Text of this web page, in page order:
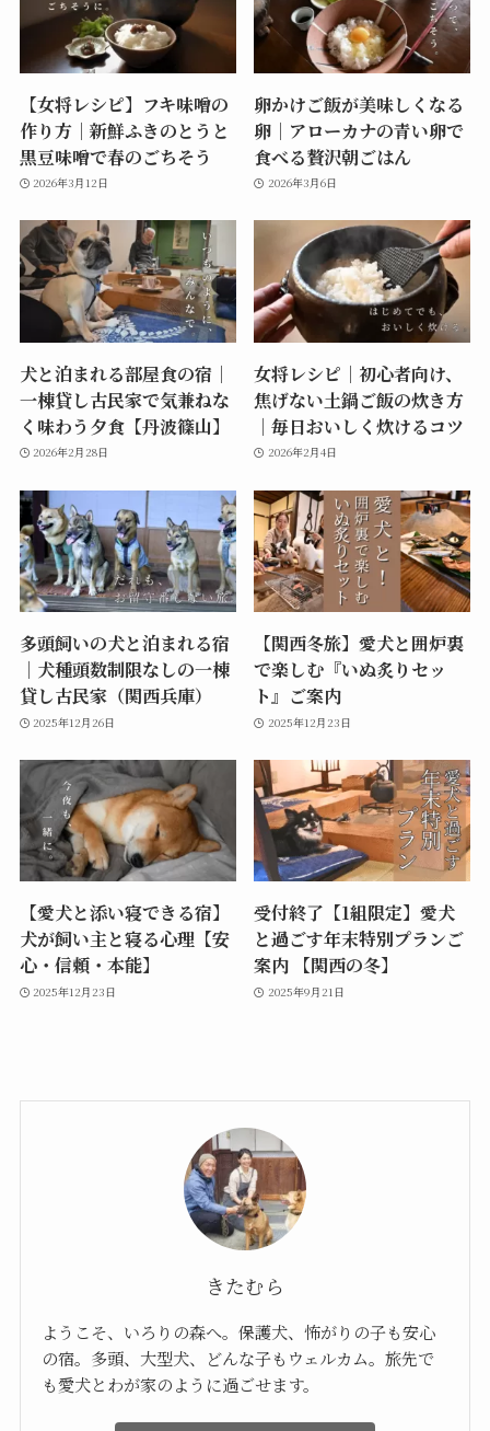
【女将レシピ】フキ味噌の
作り方｜新鮮ふきのとうと
黒豆味噌で春のごちそう
2026年3月12日
卵かけご飯が美味しくなる
卵｜アローカナの青い卵で
食べる贅沢朝ごはん
2026年3月6日
犬と泊まれる部屋食の宿｜
一棟貸し古民家で気兼ねな
く味わう夕食【丹波篠山】
2026年2月28日
女将レシピ｜初心者向け、
焦げない土鍋ご飯の炊き方
｜毎日おいしく炊けるコツ
2026年2月4日
多頭飼いの犬と泊まれる宿
｜犬種頭数制限なしの一棟
貸し古民家（関西兵庫）
2025年12月26日
【関西冬旅】愛犬と囲炉裏
で楽しむ『いぬ炙りセッ
ト』ご案内
2025年12月23日
【愛犬と添い寝できる宿】
犬が飼い主と寝る心理【安
心・信頼・本能】
2025年12月23日
受付終了【1組限定】愛犬
と過ごす年末特別プランご
案内 【関西の冬】
2025年9月21日
きたむら
ようこそ、いろりの森へ。保護犬、怖がりの子も安心
の宿。多頭、大型犬、どんな子もウェルカム。旅先で
も愛犬とわが家のように過ごせます。